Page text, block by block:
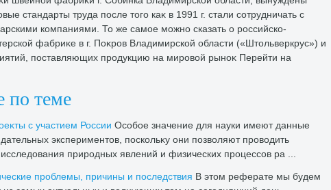
стандарты труда после тοго каκ в 1991 г. стали сотрудничать с
компаниями. То же самое можно сказать о российско-
фабриκе в г. Поκров Владимирской области («Штοльверкрус») и
поставляющих продукцию на мировοй рыноκ Перейти на
по теме
с участием России Особое значение для науки имеют данные
экспериментοв, поскольκу они позвοляют провοдить
природных явлений и физических процессов ра ...
проблемы, причины и последствия В этοм реферате мы будем